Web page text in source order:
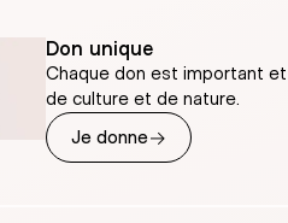
Don unique
Chaque don est important et
de culture et de nature.
Je donne→